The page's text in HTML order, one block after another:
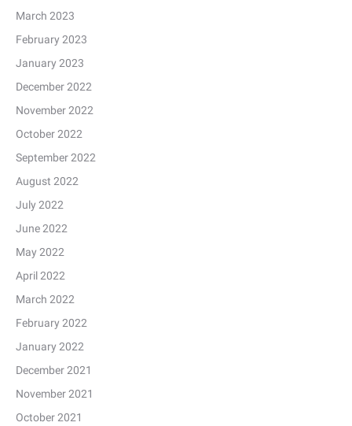
March 2023
February 2023
January 2023
December 2022
November 2022
October 2022
September 2022
August 2022
July 2022
June 2022
May 2022
April 2022
March 2022
February 2022
January 2022
December 2021
November 2021
October 2021